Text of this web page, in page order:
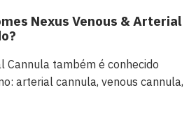
Nexus Venous & Arterial
Cannula também é conhecido
arterial cannula, venous cannula,